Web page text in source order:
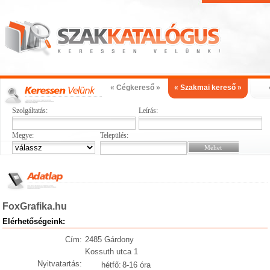
« Cégkereső » « Szakmai kereső »
Szolgáltatás: Leírás:
Megye: Település:
FoxGrafika.hu
Elérhetőségeink:
Cím: 2485 Gárdony
Kossuth utca 1
Nyitvatartás:
hétfő: 8-16 óra